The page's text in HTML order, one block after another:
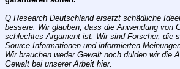
Q Research Deutschland ersetzt schädliche
bessere. Wir glauben, dass die Anwendung von
schlechtes Argument ist. Wir sind Forscher, die
Source Informationen und informierten
Wir brauchen weder Gewalt noch dulden wir die
Gewalt bei unserer Arbeit hier.